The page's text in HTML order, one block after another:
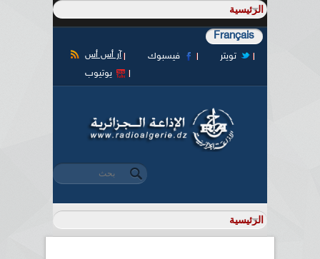
Français
آر أس أس فيسبوك
تويتر
يوتيوب
استمارة البحث
‏بحث ‏